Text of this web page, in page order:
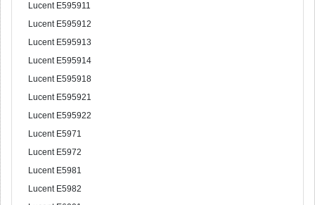
Lucent E595911
Lucent E595912
Lucent E595913
Lucent E595914
Lucent E595918
Lucent E595921
Lucent E595922
Lucent E5971
Lucent E5972
Lucent E5981
Lucent E5982